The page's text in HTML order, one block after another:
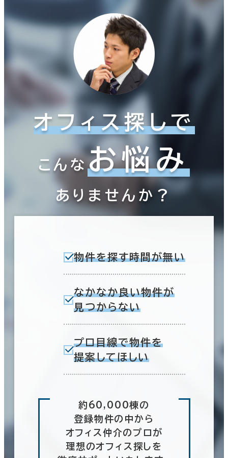
オフィス探しで
こんなお悩み
ありませんか？
物件を探す時間が無い
なかなか良い物件が
見つからない
プロ目線で物件を
提案してほしい
約60,000棟の
登録物件の中から
オフィス仲介のプロが
理想のオフィス探しを